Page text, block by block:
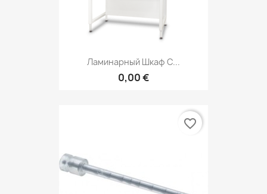
Ламинарный Шкаф С...
0,00 €
favorite_border